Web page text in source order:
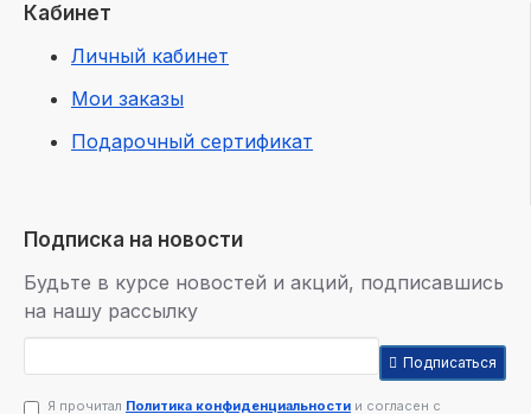
Кабинет
Личный кабинет
Мои заказы
Подарочный сертификат
Подписка на новости
Будьте в курсе новостей и акций, подписавшись
на нашу рассылку
Подписаться
Я прочитал Политика конфиденциальности и согласен с